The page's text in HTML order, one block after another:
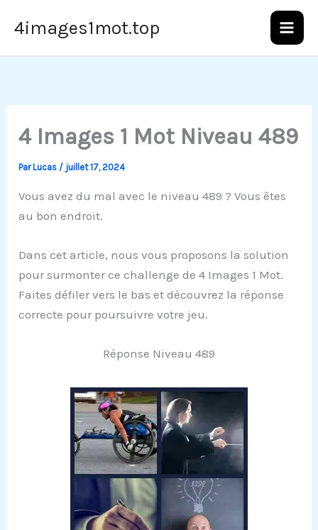
4images1mot.top
4 Images 1 Mot Niveau 489
ParLucas / juillet 17, 2024
Vous avez du mal avec le niveau 489 ? Vous êtes
au bon endroit.
Dans cet article, nous vous proposons la solution
pour surmonter ce challenge de 4 Images 1 Mot.
Faites défiler vers le bas et découvrez la réponse
correcte pour poursuivre votre jeu.
Réponse Niveau 489